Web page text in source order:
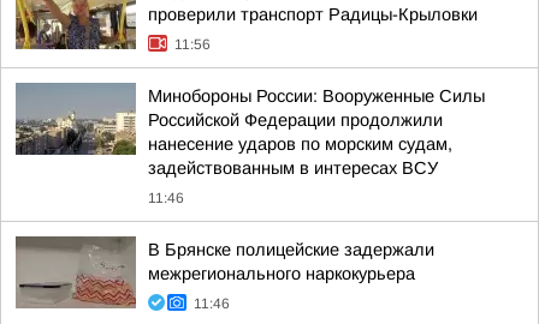
проверили транспорт Радицы-Крыловки
11:56
Минобороны России: Вооруженные Силы
Российской Федерации продолжили
нанесение ударов по морским судам,
задействованным в интересах ВСУ
11:46
В Брянске полицейские задержали
межрегионального наркокурьера
11:46